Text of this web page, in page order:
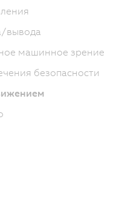
вывода
машинное зрение
безопасности